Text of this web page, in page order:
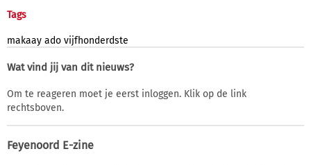
Tags
makaay ado vijfhonderdste
Wat vind jij van dit nieuws?
Om te reageren moet je eerst inloggen. Klik op de link
rechtsboven.
Feyenoord E-zine